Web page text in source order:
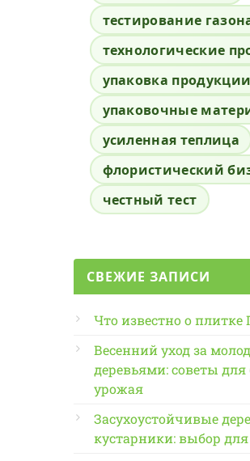
тестирование
технологические
упаковка продукции
упаковочные
усиленная теплица
флористический
честный тест
СВЕЖИЕ ЗАПИСИ
Что известно о плитке
Весенний уход за
деревьями: советы для
урожая
Засухоустойчивые
кустарники: выбор для